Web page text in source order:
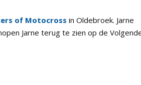
of Motocross in Oldebroek. Jarne
Jarne terug te zien op de